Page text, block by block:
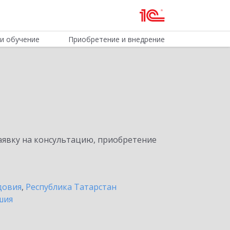
обучение Приобретение и внедрение
на консультацию, приобретение
, Республика Татарстан